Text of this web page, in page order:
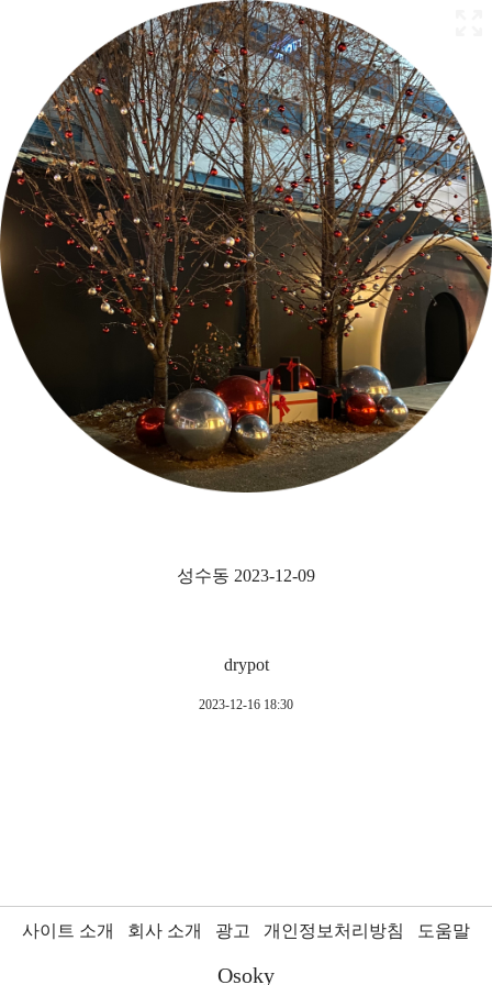
성수동 2023-12-09
drypot
2023-12-16 18:30
사이트 소개 회사 소개 광고 개인정보처리방침 도움말
Osoky